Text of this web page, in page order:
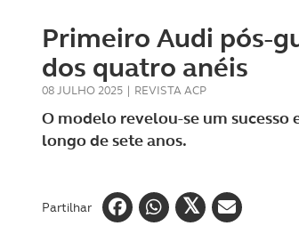
AUTOCARAVANISMO
Primeiro Audi pós-
dos quatro anéis
08 JULHO 2025 | REVISTA ACP
O modelo revelou-se um sucesso
longo de sete anos.
Partilhar